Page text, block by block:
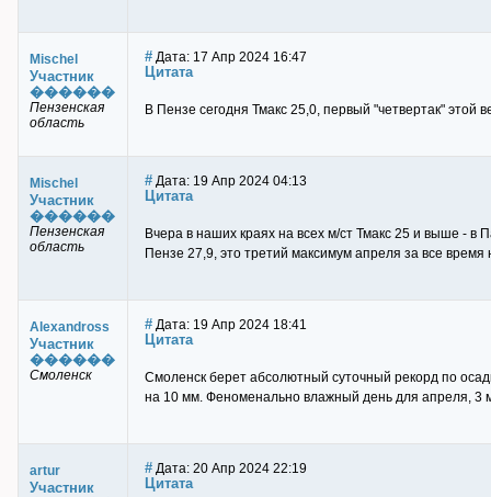
Mischel
Участник
������
Пензенская
область
# Дата: 17 Апр 2024 16:47
Цитата
В Пензе сегодня Тмакс 25,0, первый "четвертак"
Mischel
Участник
������
Пензенская
область
# Дата: 19 Апр 2024 04:13
Цитата
Вчера в наших краях на всех м/ст Тмакс 25 и выше -
Пензе 27,9, это третий максимум апреля за все
Alexandross
Участник
������
Смоленск
# Дата: 19 Апр 2024 18:41
Цитата
Смоленск берет абсолютный суточный рекорд по
на 10 мм. Феноменально влажный день для апреля, 3
artur
Участник
# Дата: 20 Апр 2024 22:19
Цитата